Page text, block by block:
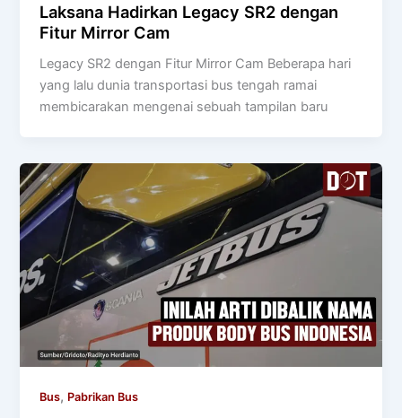
Laksana Hadirkan Legacy SR2 dengan
Fitur Mirror Cam
Legacy SR2 dengan Fitur Mirror Cam Beberapa hari
yang lalu dunia transportasi bus tengah ramai
membicarakan mengenai sebuah tampilan baru
Bus, Pabrikan Bus